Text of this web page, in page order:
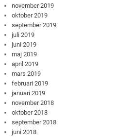
november 2019
oktober 2019
september 2019
juli 2019
juni 2019
maj 2019
april 2019
mars 2019
februari 2019
januari 2019
november 2018
oktober 2018
september 2018
juni 2018